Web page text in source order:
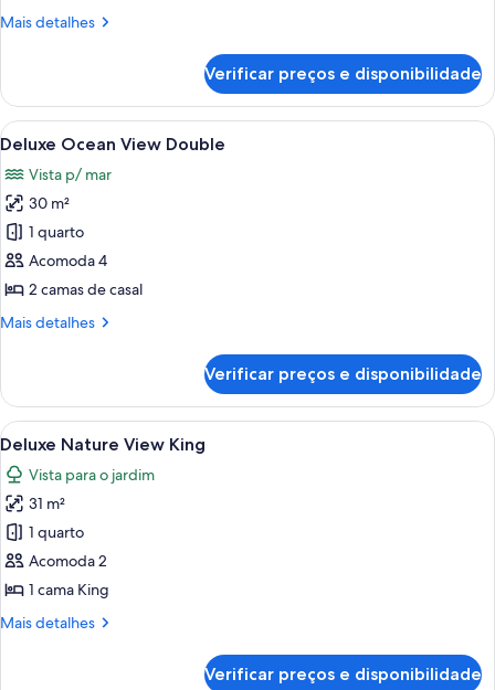
Double
Mais detalhes
Mais
Nature
View
Double
Verificar preços e disponibilidade
Carrega
todas
as
fotos
de
Deluxe
Ocean
Double
Quarto de hotel com duas camas,
11
Deluxe Ocean View Double
Vista p/ mar
30 m²
1 quarto
Acomoda 4
2 camas de casal
Mais detalhes
Mais
Ocean
View
Double
Verificar preços e disponibilidade
Carrega
todas
as
fotos
de
Deluxe
Nature
King
Quarto de hotel com uma cama
9
Deluxe Nature View King
Vista para o jardim
31 m²
1 quarto
Acomoda 2
1 cama King
Mais detalhes
Mais
Verificar preços e disponibilidade